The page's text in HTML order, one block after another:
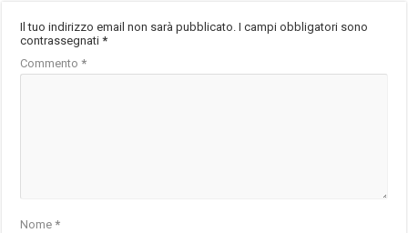
Il tuo indirizzo email non sarà pubblicato. I campi obbligatori sono
contrassegnati*
Commento*
Nome*